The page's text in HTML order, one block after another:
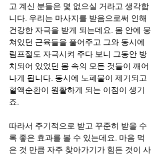
고 계신 분들은 몇 없으실 거라고 생각합
니다. 우리는 마사지를 받음으로써 인해
건강한 자극을 받게 되는데요. 몸 안에 뭉
쳐있던 근육들을 풀어주고 그와 동시에
림프절도 자극시켜 주다 보니 그동안 방
치되어 있었던 몸 속의 모든 것들이 깨어
나게 됩니다. 동시에 노폐물이 제거되고
혈액순환이 원활하게 되는 이점이 생기
죠.
따라서 주기적으로 받고 꾸준히 받을 수
록 좋은 효과를 볼 수 있는데요. 마음 먹
은 것 만큼 자주 찾아가기가 힘든 것이 사